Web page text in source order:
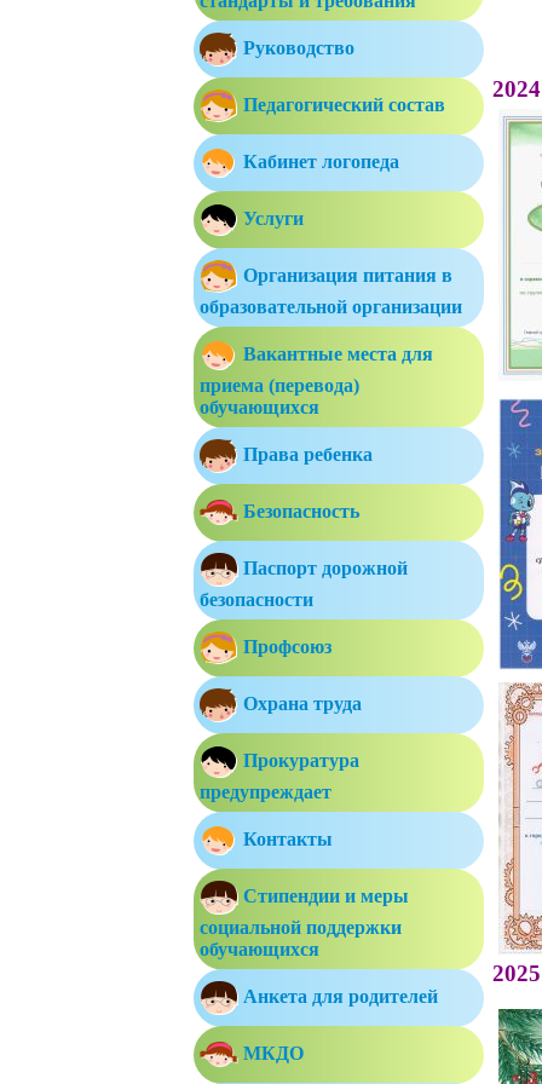
Руководство
Педагогический состав
Кабинет логопеда
Услуги
Организация питания в
образовательной организации
Вакантные места для
приема (перевода)
обучающихся
Права ребенка
Безопасность
Паспорт дорожной
безопасности
Профсоюз
Охрана труда
Прокуратура
предупреждает
Контакты
Стипендии и меры
социальной поддержки
обучающихся
Анкета для родителей
МКДО